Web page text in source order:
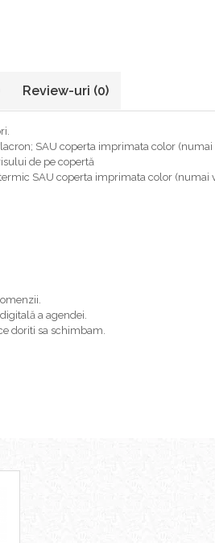
Review-uri (0)
SAU coperta imprimata color
de pe copertă
SAU coperta imprimata color (numai
a agendei.
doriti sa schimbam.